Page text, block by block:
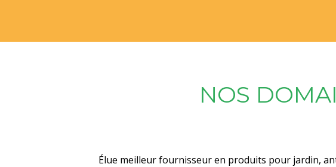
NOS
Élue meilleur fournisseur en produits pour jardin,